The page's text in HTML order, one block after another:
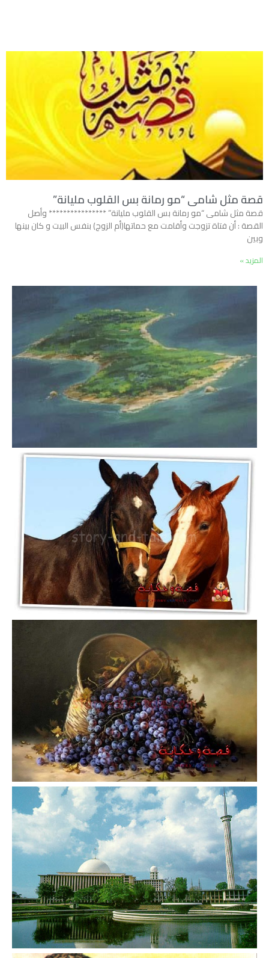
قصة مثل شامى “مو رمانة بس القلوب مليانة”
قصة مثل شامى “مو رمانة بس القلوب مليانة” **************** وأصل
القصة : أن فتاة تزوجت وأقامت مع حماتها(أم الزوج) بنفس البيت و كان بينها
وبين
المزيد »